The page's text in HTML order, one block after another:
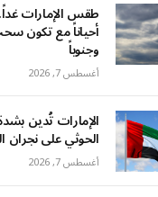
طقس الإمارات
أحياناً مع تكون
وجنوباً
أغسطس 7, 2026
الإمارات تُدين
الحوثي على نجران
أغسطس 7, 2026